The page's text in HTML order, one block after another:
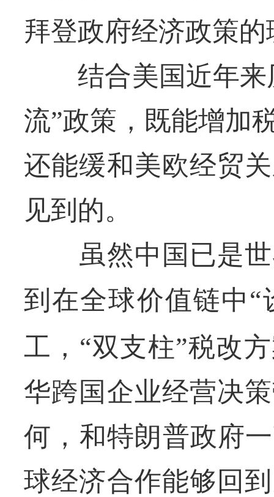
拜登政府经济政策
结合美国近年来
流”政策，既能增加
还能缓和美欧经贸
见到的。
虽然中国已是世
到在全球价值链中“
工，“双支柱”税改
华跨国企业经营决
何，和特朗普政府
球经济合作能够回